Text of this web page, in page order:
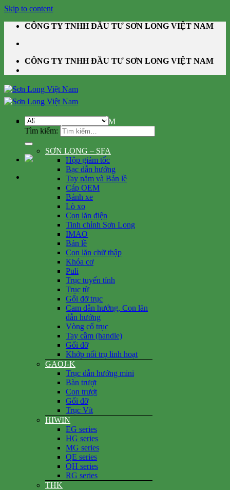
Skip to content
CÔNG TY TNHH ĐẦU TƯ SƠN LONG VIỆT NAM
CÔNG TY TNHH ĐẦU TƯ SƠN LONG VIỆT NAM
Tìm kiếm:
DANH MỤC SẢN PHẨM
SƠN LONG – SFA
Hộp giảm tốc
Bạc dẫn hướng
Tay nắm và Bản lề
Cáp OEM
Bánh xe
Lò xo
Con lăn điện
Tinh chỉnh Sơn Long
IMAO
Bản lề
Con lăn chữ thập
Khóa cơ
Puli
Trục tuyến tính
Trục từ
Gối đỡ trục
Cam dẫn hướng, Con lăn
dẫn hướng
Vòng cổ trục
Tay cầm (handle)
Gối đỡ
Khớp nối trụ linh hoạt
GAOJ-K
Trục dẫn hướng mini
Bàn trượt
Con trượt
Gối đỡ
Trục Vít
HIWIN
EG series
HG series
MG series
QE series
QH series
RG series
THK